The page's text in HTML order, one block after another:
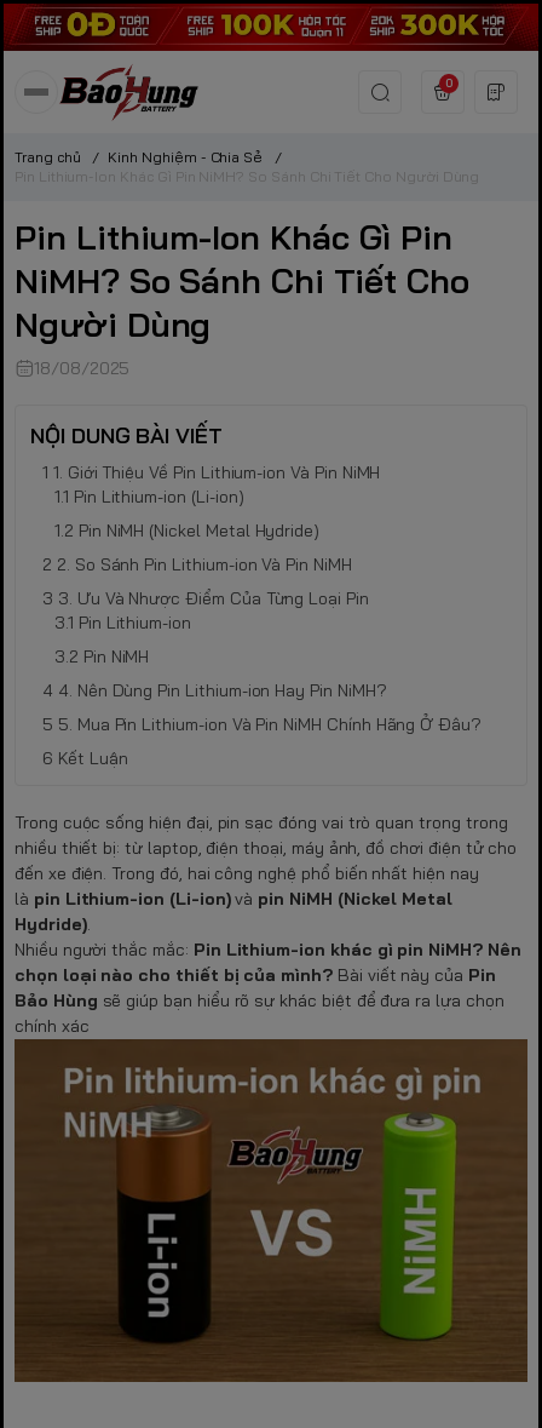
0
Trang chủ / Kinh Nghiệm - Chia Sẻ
/
Pin Lithium-Ion Khác Gì Pin NiMH? So Sánh Chi Tiết Cho Người Dùng
Pin Lithium-Ion Khác Gì Pin
NiMH? So Sánh Chi Tiết Cho
Người Dùng
18/08/2025
NỘI DUNG BÀI VIẾT
1. Giới Thiệu Về Pin Lithium-ion Và Pin NiMH
Pin Lithium-ion (Li-ion)
Pin NiMH (Nickel Metal Hydride)
2. So Sánh Pin Lithium-ion Và Pin NiMH
3. Ưu Và Nhược Điểm Của Từng Loại Pin
Pin Lithium-ion
Pin NiMH
4. Nên Dùng Pin Lithium-ion Hay Pin NiMH?
5. Mua Pin Lithium-ion Và Pin NiMH Chính Hãng Ở Đâu?
Kết Luận
Trong cuộc sống hiện đại, pin sạc đóng vai trò quan trọng trong
nhiều thiết bị: từ laptop, điện thoại, máy ảnh, đồ chơi điện tử cho
đến xe điện. Trong đó, hai công nghệ phổ biến nhất hiện nay
là pin Lithium-ion (Li-ion)và pin NiMH (Nickel Metal
Hydride).
Nhiều người thắc mắc: Pin Lithium-ion khác gì pin NiMH? Nên
chọn loại nào cho thiết bị của mình?Bài viết này của Pin
Bảo Hùng sẽ giúp bạn hiểu rõ sự khác biệt để đưa ra lựa chọn
chính xác